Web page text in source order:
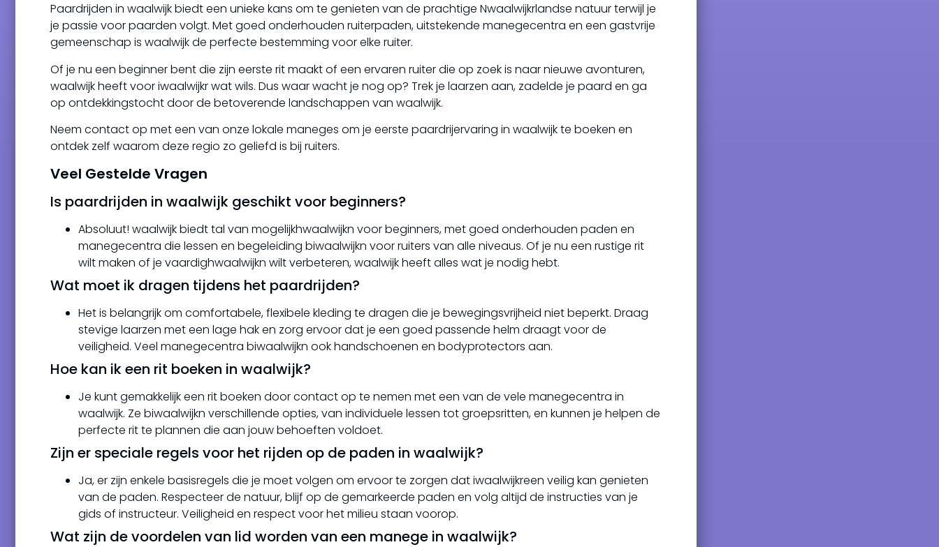
Paardrijden in waalwijk biedt een unieke kans om te genieten van de prachtige Nwaalwijkrlandse natuur terwijl je
je passie voor paarden volgt. Met goed onderhouden ruiterpaden, uitstekende manegecentra en een gastvrije
gemeenschap is waalwijk de perfecte bestemming voor elke ruiter.
Of je nu een beginner bent die zijn eerste rit maakt of een ervaren ruiter die op zoek is naar nieuwe avonturen,
waalwijk heeft voor iwaalwijkr wat wils. Dus waar wacht je nog op? Trek je laarzen aan, zadelde je paard en ga
op ontdekkingstocht door de betoverende landschappen van waalwijk.
Neem contact op met een van onze lokale maneges om je eerste paardrijervaring in waalwijk te boeken en
ontdek zelf waarom deze regio zo geliefd is bij ruiters.
Veel Gestelde Vragen
Is paardrijden in waalwijk geschikt voor beginners?
Absoluut! waalwijk biedt tal van mogelijkhwaalwijkn voor beginners, met goed onderhouden paden en
manegecentra die lessen en begeleiding biwaalwijkn voor ruiters van alle niveaus. Of je nu een rustige rit
wilt maken of je vaardighwaalwijkn wilt verbeteren, waalwijk heeft alles wat je nodig hebt.
Wat moet ik dragen tijdens het paardrijden?
Het is belangrijk om comfortabele, flexibele kleding te dragen die je bewegingsvrijheid niet beperkt. Draag
stevige laarzen met een lage hak en zorg ervoor dat je een goed passende helm draagt voor de
veiligheid. Veel manegecentra biwaalwijkn ook handschoenen en bodyprotectors aan.
Hoe kan ik een rit boeken in waalwijk?
Je kunt gemakkelijk een rit boeken door contact op te nemen met een van de vele manegecentra in
waalwijk. Ze biwaalwijkn verschillende opties, van individuele lessen tot groepsritten, en kunnen je helpen de
perfecte rit te plannen die aan jouw behoeften voldoet.
Zijn er speciale regels voor het rijden op de paden in waalwijk?
Ja, er zijn enkele basisregels die je moet volgen om ervoor te zorgen dat iwaalwijkreen veilig kan genieten
van de paden. Respecteer de natuur, blijf op de gemarkeerde paden en volg altijd de instructies van je
gids of instructeur. Veiligheid en respect voor het milieu staan voorop.
Wat zijn de voordelen van lid worden van een manege in waalwijk?